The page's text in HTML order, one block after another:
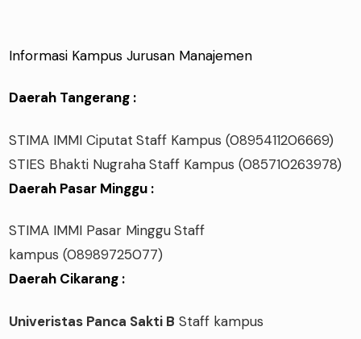
Informasi Kampus Jurusan Manajemen
Daerah Tangerang :
STIMA IMMI Ciputat Staff Kampus(0895411206669)
STIES Bhakti NugrahaStaff Kampus(085710263978)
Daerah Pasar Minggu :
STIMA IMMI Pasar MingguStaff
kampus(08989725077)
Daerah Cikarang :
Univeristas Panca Sakti B Staff kampus